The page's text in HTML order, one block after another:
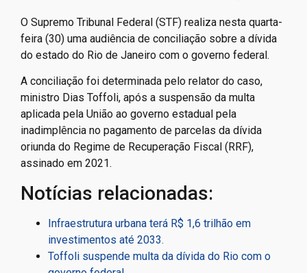
O Supremo Tribunal Federal (STF) realiza nesta quarta-
feira (30) uma audiência de conciliação sobre a dívida
do estado do Rio de Janeiro com o governo federal.
A conciliação foi determinada pelo relator do caso,
ministro Dias Toffoli, após a suspensão da multa
aplicada pela União ao governo estadual pela
inadimplência no pagamento de parcelas da dívida
oriunda do Regime de Recuperação Fiscal (RRF),
assinado em 2021.
Notícias relacionadas:
Infraestrutura urbana terá R$ 1,6 trilhão em
investimentos até 2033.
Toffoli suspende multa da dívida do Rio com o